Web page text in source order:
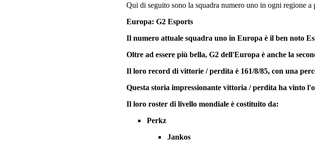
Qui di seguito sono la squadra numero uno in ogni regione
Europa: G2 Esports
Il numero attuale squadra uno in Europa è il ben noto
Oltre ad essere più bella, G2 dell'Europa è anche la
Il loro record di vittorie / perdita è 161/8/85, con una
Questa storia impressionante vittoria / perdita ha vinto
Il loro roster di livello mondiale è costituito da:
Perkz
Jankos